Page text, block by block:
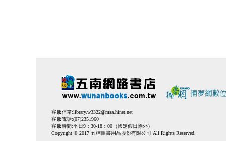
客服信箱:library.w3322@msa.hinet.net
客服電話:(07)2351960
客服時間:平日9：30-18：00（國定假日除外）
Copyright © 2017 五楠圖書用品股份有限公司 All Rights Reserved.